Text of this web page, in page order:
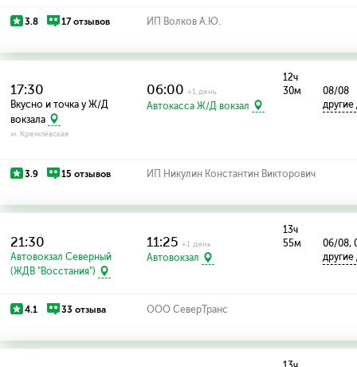
3.8 17 отзывов ИП Волков А.Ю.
17:30
Вкусно и точка у Ж/Д
вокзала
м. Кремлёвская
06:00+1 день
Автокасса Ж/Д вокзал
12ч
30м
08/08
3.9 15 отзывов ИП Никулин Константин Викторович
21:30
Автовокзал Северный
(ЖДВ "Восстания")
11:25+1 день
Автовокзал
13ч
55м
06/08,
4.1 33 отзыва ООО СеверТранс